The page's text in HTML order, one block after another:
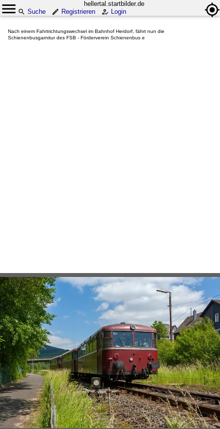
hellertal.startbilder.de
Suche
Registrieren Login
Nach einem Fahrtrichtungswechsel im Bahnhof Herdorf, fährt nun die
Schienenbusgarnitur des FSB - Förderverein Schienenbus e